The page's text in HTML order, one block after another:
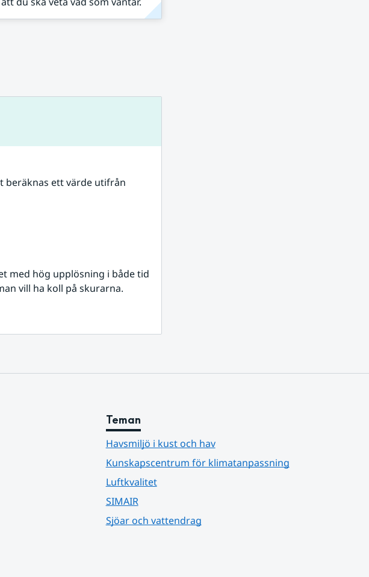
beräknas ett värde utifrån
med hög upplösning i både tid
vill ha koll på skurarna.
Teman
Havsmiljö i kust och hav
Kunskapscentrum för klimatanpassning
Luftkvalitet
SIMAIR
Sjöar och vattendrag